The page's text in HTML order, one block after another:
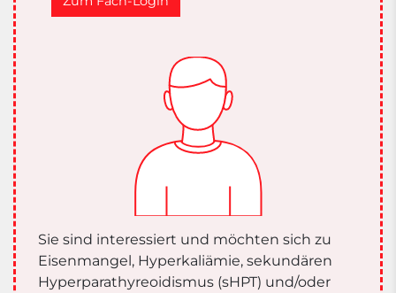
Sie sind interessiert und möchten sich zu
Eisenmangel, Hyperkaliämie, sekundären
Hyperparathyreoidismus (sHPT) und/oder